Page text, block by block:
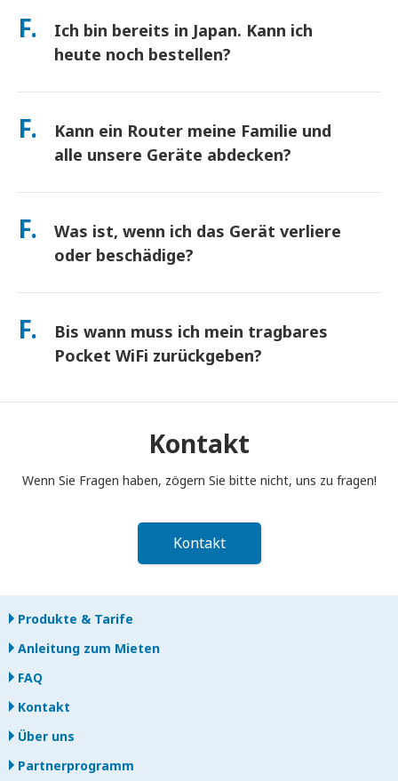
richtlinienbasierten Drosselung kommen, schreiben wir Ihnen
die Miete gut.
Ein vorfrankierter Rücksendeumschlag ist inbegriffen – werfen
Sie ihn einfach in einen beliebigen Postkasten in Japan. Kein
Papierkram, keine Warteschlangen am Schalter.
F.
Ich bin bereits in Japan. Kann ich
heute noch bestellen?
Ja. Eine Abholung am selben Tag am Flughafen ist verfügbar.
nächsten Tag an. Wenn Sie sich nicht sicher sind, kontaktieren
Sie uns, und wir bestätigen die schnellste Option für Ihre
Region.
F.
Kann ein Router meine Familie und
alle unsere Geräte abdecken?
verbinden Sie bis zu 10 Geräte gleichzeitig (Telefone, Tablets,
kostenlose Powerbank für den ganztägigen Gebrauch bei.
F.
Was ist, wenn ich das Gerät verliere
oder beschädige?
Sie können beim Checkout eine Versicherung hinzufügen, um
Ersatzgebühr an. Wenn etwas passiert, kontaktieren Sie uns
sofort – wir helfen Ihnen, verbunden zu bleiben.
F.
Bis wann muss ich mein tragbares
Pocket WiFi zurückgeben?
Postkasten einwerfen. Bei verspäteter Rückgabe werden
Ihnen Gebühren berechnet.Kontakt
Wenn Sie Fragen haben, zögern Sie bitte nicht, uns zu fragen!
Kontakt
Produkte & Tarife
Anleitung zum Mieten
FAQ
Kontakt
Über uns
Partnerprogramm